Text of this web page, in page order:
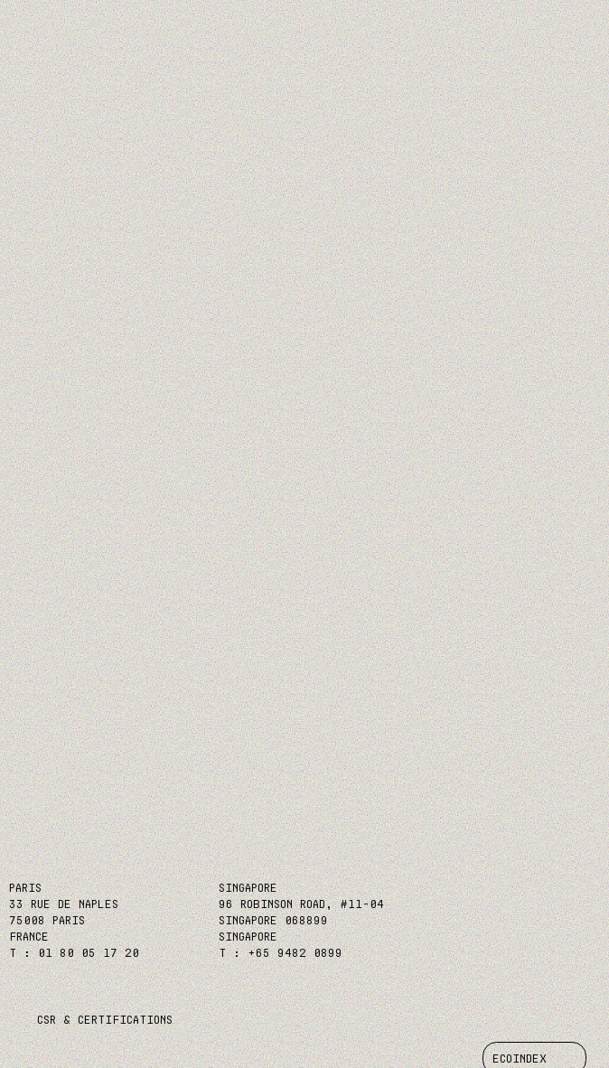
PARIS
33 RUE DE NAPLES
75008 PARIS
FRANCE
T : 01 80 05 17 20
SINGAPORE
96 ROBINSON ROAD, #11-04
SINGAPORE 068899
SINGAPORE
T : +65 9482 0899
CSR & CERTIFICATIONS
ECOINDEX